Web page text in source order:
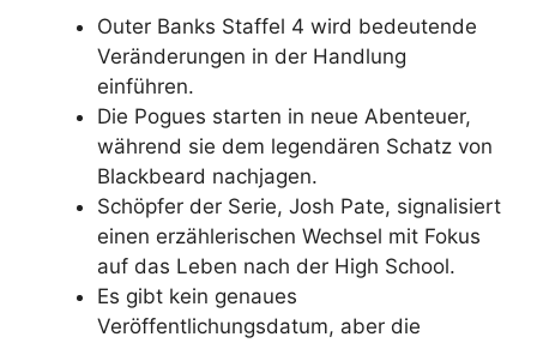
Outer Banks Staffel 4 wird bedeutende
Veränderungen in der Handlung
einführen.
Die Pogues starten in neue Abenteuer,
während sie dem legendären Schatz von
Blackbeard nachjagen.
Schöpfer der Serie, Josh Pate, signalisiert
einen erzählerischen Wechsel mit Fokus
auf das Leben nach der High School.
Es gibt kein genaues
Veröffentlichungsdatum, aber die